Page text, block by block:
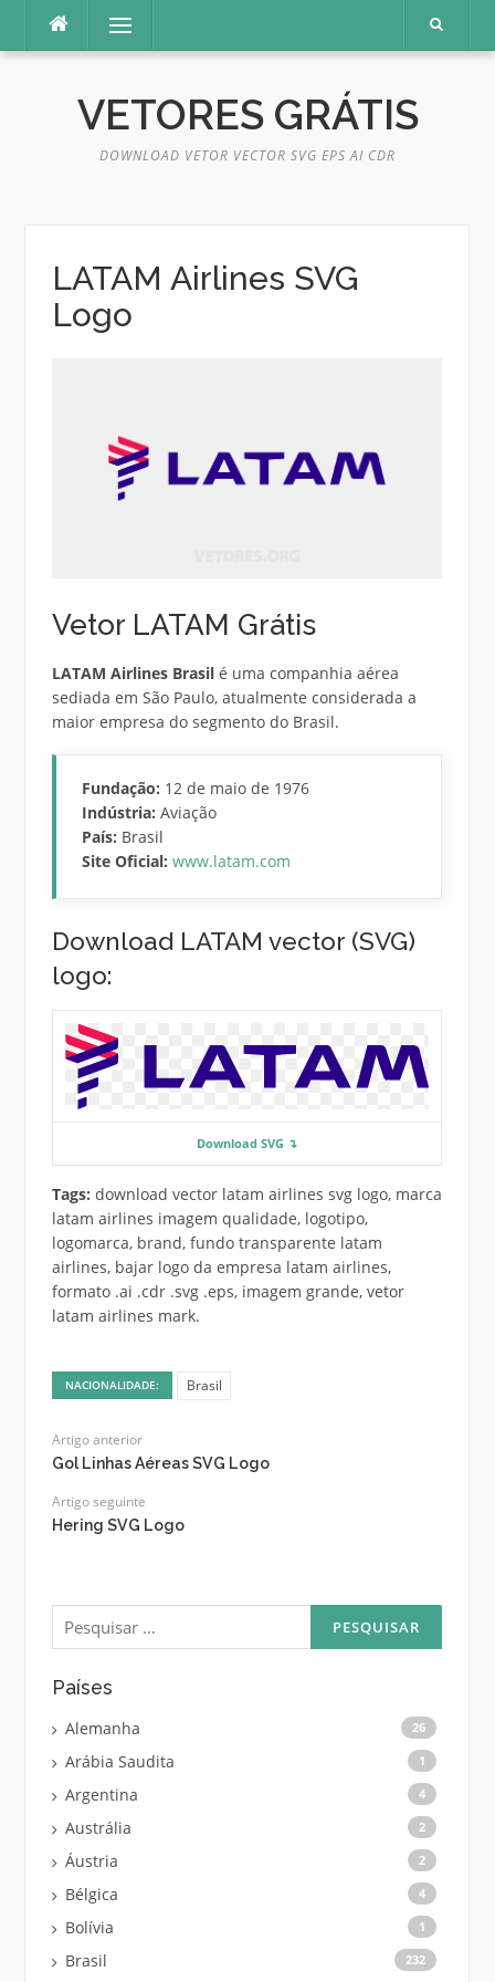
o
Menu
VETORES GRÁTIS
DOWNLOAD VETOR VECTOR SVG EPS AI CDR
LATAM Airlines SVG
Logo
Vetor LATAM Grátis
LATAM Airlines Brasilé uma companhia aérea
sediada em São Paulo, atualmente considerada a
maior empresa do segmento do Brasil.
Fundação: 12 de maio de 1976
Indústria: Aviação
País: Brasil
Site Oficial: www.latam.com
Download LATAM vector (SVG)
logo:
Download SVG ↴
Tags: download vector latam airlines svg logo, marca
latam airlines imagem qualidade, logotipo,
logomarca, brand, fundo transparente latam
airlines, bajar logo da empresa latam airlines,
formato .ai .cdr .svg .eps, imagem grande, vetor
latam airlines mark.
NACIONALIDADE: Brasil
Artigo anterior
Gol Linhas Aéreas SVG Logo
Artigo seguinte
Hering SVG Logo
Pesquisar
por:
Países
Alemanha 26
Arábia Saudita 1
Argentina 4
Austrália 2
Áustria 2
Bélgica 4
Bolívia 1
Brasil 232